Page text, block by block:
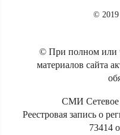
©
© При полном или
материалов сайта
СМИ Сетевое
Реестровая запись о
73414